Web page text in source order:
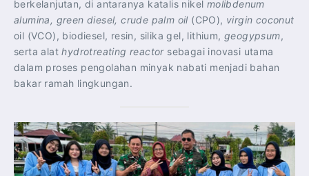
berkelanjutan, di antaranya katalis nikel molibdenum
alumina, green diesel, crude palm oil (CPO), virgin coconut
oil (VCO), biodiesel, resin, silika gel, lithium, geogypsum,
serta alathydrotreating reactor sebagai inovasi utama
dalam proses pengolahan minyak nabati menjadi bahan
bakar ramah lingkungan.